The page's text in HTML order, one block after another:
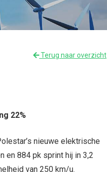
Terug naar overzicht
22%
nieuwe elektrische
en 884 pk sprint hij in 3,2
van 250 km/u.